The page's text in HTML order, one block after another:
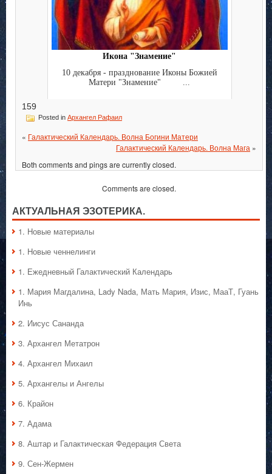
Икона "Знамение"
10 декабря - празднование Иконы Божией
Матери "Знамение" ...
159
Posted in Архангел Рафаил
« Галактический Календарь. Волна Богини Матери
Галактический Календарь. Волна Мага »
Both comments and pings are currently closed.
Comments are closed.
АКТУАЛЬНАЯ ЭЗОТЕРИКА.
1. Hовые материалы
1. Hовые ченнелинги
1. Ежедневный Галактический Календарь
1. Мария Магдалина, Lady Nada, Мать Мария, Изис, МааТ, Гуань
Инь
2. Иисус Сананда
3. Архангел Метатрон
4. Архангел Михаил
5. Архангелы и Ангелы
6. Крайон
7. Адама
8. Аштар и Галактическая Федерация Света
9. Сен-Жермен